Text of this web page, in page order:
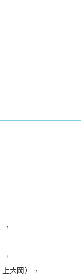
大岡）